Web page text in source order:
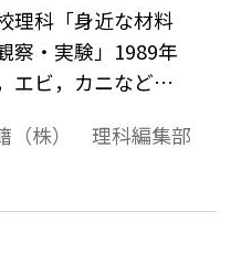
理科「身近な材料
察・実験」1989年
エビ，カニなどの
ナゴ，ミツバチなど
節からできている
（株） 理科編集部